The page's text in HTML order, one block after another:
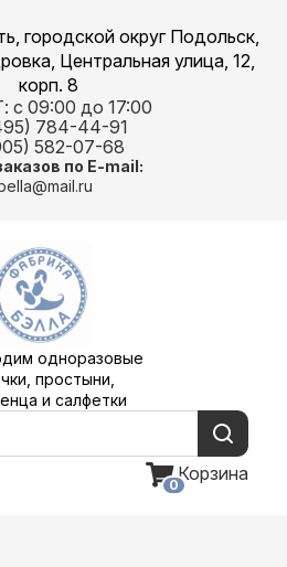
городской округ Подольск,
Центральная улица, 12,
корп. 8
с 09:00 до 17:00
784-44-91
582-07-68
по E-mail:
одноразовые
простыни,
и салфетки
Корзина
0